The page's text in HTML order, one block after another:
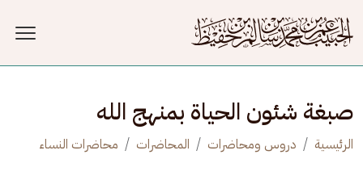
صبغة شئون الحياة بمنهج الله
الرئيسية دروس ومحاضرات المحاضرات محاضرات النساء